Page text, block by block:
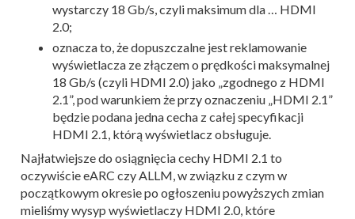
wystarczy 18 Gb/s, czyli maksimum dla … HDMI
2.0;
oznacza to, że dopuszczalne jest reklamowanie
wyświetlacza ze złączem o prędkości maksymalnej
18 Gb/s (czyli HDMI 2.0) jako „zgodnego z HDMI
2.1”, pod warunkiem że przy oznaczeniu „HDMI 2.1”
będzie podana jedna cecha z całej specyfikacji
HDMI 2.1, którą wyświetlacz obsługuje.
Najłatwiejsze do osiągnięcia cechy HDMI 2.1 to
oczywiście eARC czy ALLM, w związku z czym w
początkowym okresie po ogłoszeniu powyższych zmian
mieliśmy wysyp wyświetlaczy HDMI 2.0, które